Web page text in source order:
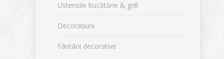
Ustensile bucătărie & grill
Decorațiuni
Fântâni decorative